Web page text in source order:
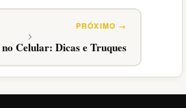
Celular: Dicas e Truques